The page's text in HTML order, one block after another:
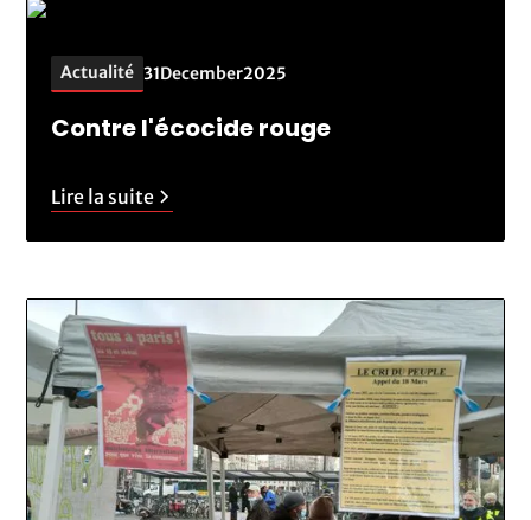
Actualité 31December2025
Contre l'écocide rouge
Lire la suite